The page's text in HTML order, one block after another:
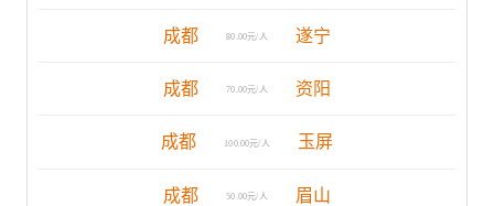
成都 80.00元/人 遂宁
成都 70.00元/人 资阳
成都 100.00元/人 玉屏
成都 50.00元/人 眉山